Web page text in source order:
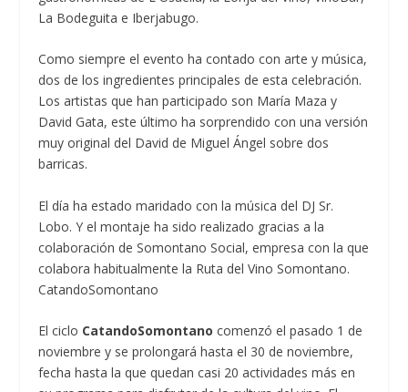
La Bodeguita e Iberjabugo.
Como siempre el evento ha contado con arte y música,
dos de los ingredientes principales de esta celebración.
Los artistas que han participado son María Maza y
David Gata, este último ha sorprendido con una versión
muy original del David de Miguel Ángel sobre dos
barricas.
El día ha estado maridado con la música del DJ Sr.
Lobo. Y el montaje ha sido realizado gracias a la
colaboración de Somontano Social, empresa con la que
colabora habitualmente la Ruta del Vino Somontano.
CatandoSomontano
El ciclo CatandoSomontano comenzó el pasado 1 de
noviembre y se prolongará hasta el 30 de noviembre,
fecha hasta la que quedan casi 20 actividades más en